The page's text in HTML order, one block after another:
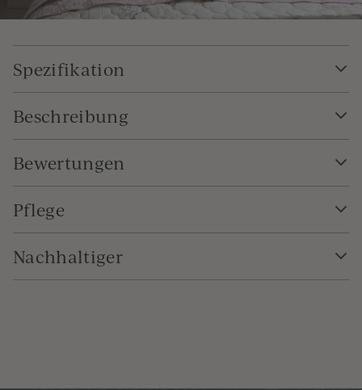
Spezifikation
Beschreibung
Bewertungen
Pflege
Nachhaltiger